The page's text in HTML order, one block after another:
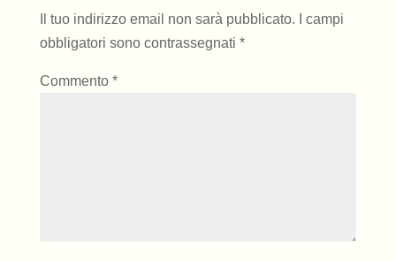
Il tuo indirizzo email non sarà pubblicato.
I campi
obbligatori sono contrassegnati *
Commento *